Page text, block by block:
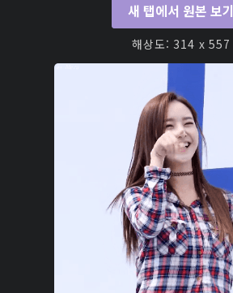
새 탭에서 원본 보기
해상도: 314 x 557